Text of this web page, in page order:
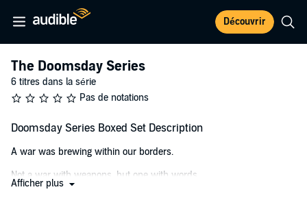
Découvrir
The Doomsday Series
6 titres dans la série
Pas de notations
Doomsday Series Boxed Set Description
A war was brewing within our borders.
Not a war with weapons, but one with words.
Afficher plus